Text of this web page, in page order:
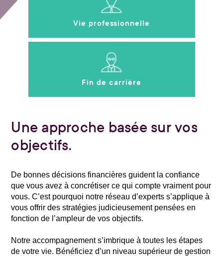
Vie professionnelle
Fin de carrière
Une approche basée sur vos
objectifs.
De bonnes décisions financières guident la confiance
que vous avez à concrétiser ce qui compte vraiment pour
vous. C’est pourquoi notre réseau d’experts s’applique à
vous offrir des stratégies judicieusement pensées en
fonction de l’ampleur de vos objectifs.
Notre accompagnement s’imbrique à toutes les étapes
de votre vie. Bénéficiez d’un niveau supérieur de gestion